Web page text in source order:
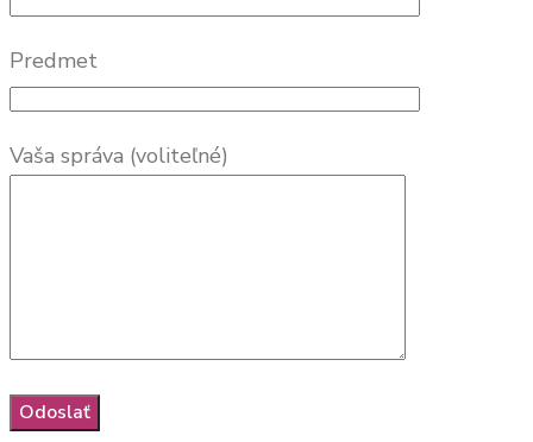
Predmet
Vaša správa (voliteľné)